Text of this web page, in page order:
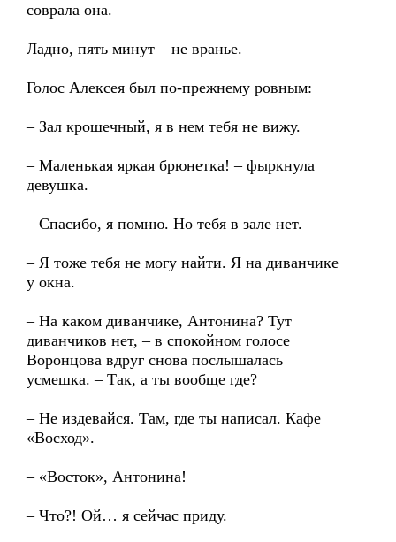
соврала она.
Ладно, пять минут – не вранье.
Голос Алексея был по-прежнему ровным:
– Зал крошечный, я в нем тебя не вижу.
– Маленькая яркая брюнетка! – фыркнула
девушка.
– Спасибо, я помню. Но тебя в зале нет.
– Я тоже тебя не могу найти. Я на диванчике
у окна.
– На каком диванчике, Антонина? Тут
диванчиков нет, – в спокойном голосе
Воронцова вдруг снова послышалась
усмешка. – Так, а ты вообще где?
– Не издевайся. Там, где ты написал. Кафе
«Восход».
– «Восток», Антонина!
– Что?! Ой… я сейчас приду.